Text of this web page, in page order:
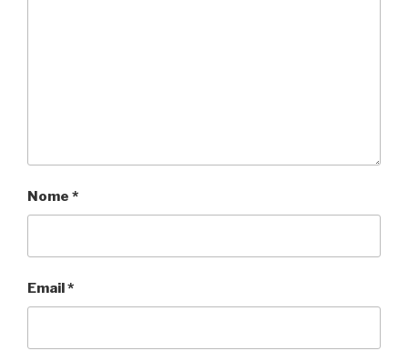
Nome *
Email*